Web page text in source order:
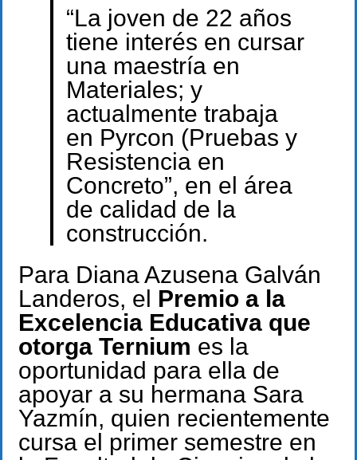
“La joven de 22 años
tiene interés en cursar
una maestría en
Materiales; y
actualmente trabaja
en Pyrcon (Pruebas y
Resistencia en
Concreto”, en el área
de calidad de la
construcción.
Para Diana Azusena Galván
Landeros, el Premio a la
Excelencia Educativa que
otorga Ternium es la
oportunidad para ella de
apoyar a su hermana Sara
Yazmín, quien recientemente
cursa el primer semestre en